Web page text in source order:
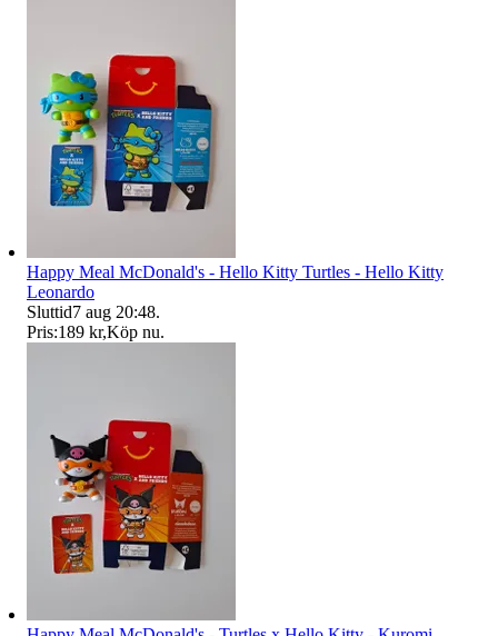
Happy Meal McDonald's - Hello Kitty Turtles - Hello Kitty
Leonardo
Sluttid7 aug 20:48.
Pris:189 kr,Köp nu.